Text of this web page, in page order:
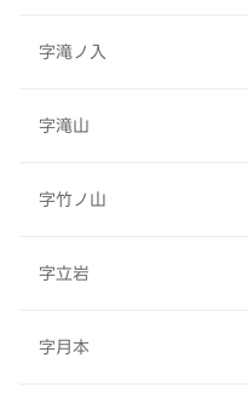
字滝ノ入
字滝山
字竹ノ山
字立岩
字月本